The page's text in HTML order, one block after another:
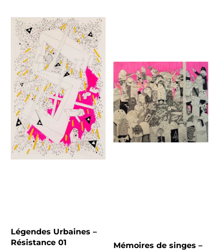
Légendes Urbaines –
Résistance 01
Mémoires de singes –